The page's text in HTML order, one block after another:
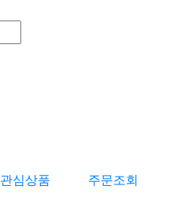
관심상품
주문조회